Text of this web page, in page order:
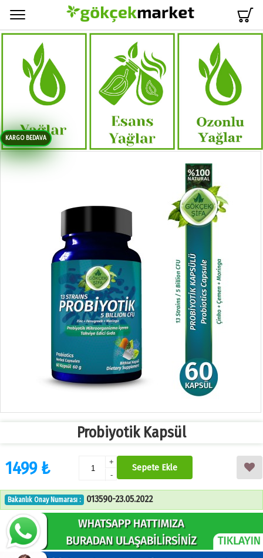
KARGO BEDAVA
Probiyotik Kapsül
1499 ₺
+
-
Sepete Ekle
Bakanlık Onay Numarası : 013590-23.05.2022